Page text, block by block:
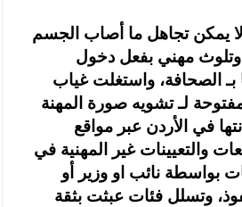
لا يمكن تجاهل ما أصاب الجسم
مهني بفعل دخول
بـ الصحافة، واستغلت غياب
لـ تشويه صورة المهنة
في الأردن عبر مواقع
والتعيينات غير المهنية في
بواسطة نائب او وزير أو
وتسلل فئات عبثت بثقة